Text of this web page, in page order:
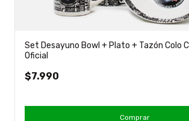
Set Desayuno Bowl + Plato + Tazón Colo
Oficial
$7.990
Comprar